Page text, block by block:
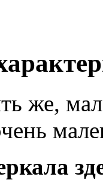
же,